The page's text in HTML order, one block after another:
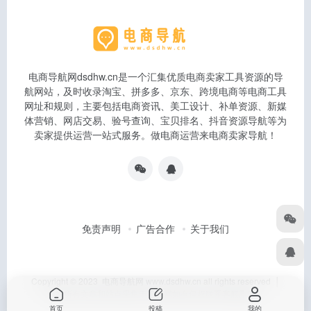
电商导航网dsdhw.cn是一个汇集优质电商卖家工具资源的导
航网站，及时收录淘宝、拼多多、京东、跨境电商等电商工具
网址和规则，主要包括电商资讯、美工设计、补单资源、新媒
体营销、网店交易、验号查询、宝贝排名、抖音资源导航等为
卖家提供运营一站式服务。做电商运营来电商卖家导航！
免责声明 广告合作 关于我们
本站所有文章和站点采集于互联网如有侵权联系客服删除
首页 投稿 我的